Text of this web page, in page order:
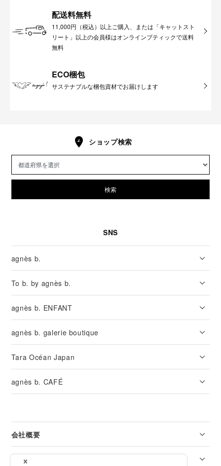
配送料無料
11,000円（税込）以上ご購入、または「キャットスト
リート」以上の会員様はオンラインブティックで送料
無料
ECO梱包
サステナブルな梱包資材でお届けします
ショップ検索
検索
SNS
agnès b.
To b. by agnès b.
agnès b. ENFANT
agnès b. galerie boutique
Tara Océan Japan
agnès b. CAFÉ
会社概要
リーガル